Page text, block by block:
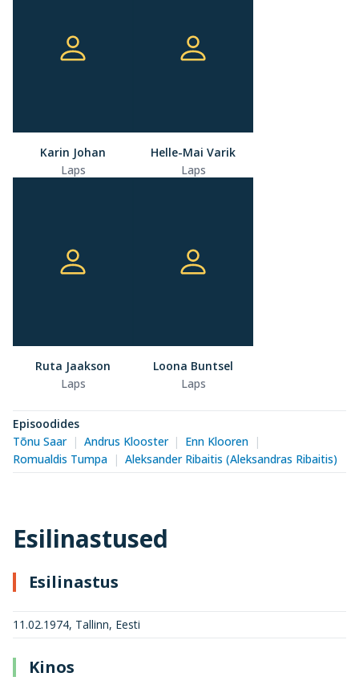
Karin Johan
Laps
Helle-Mai Varik
Laps
Ruta Jaakson
Laps
Loona Buntsel
Laps
Episoodides
Tõnu Saar
Andrus Klooster
Enn Klooren
Romualdis Tumpa
Aleksander Ribaitis (Aleksandras Ribaitis)
Esilinastused
Esilinastus
11.02.1974, Tallinn, Eesti
Kinos